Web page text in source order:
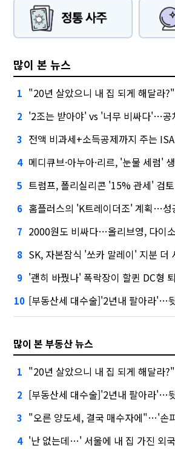
많이 본 뉴스
1 "20년 살았으니 내 집 되게 해달라?"
2 '2조는 받아야' vs '너무 비싸다'…공
3 전액 비과세+소득공제까지 주는
4 메디큐브·아누아·리르, '눈물 세럼'
5 트럼프, 폴리실리콘 '15% 관세' 검토…한
6 홈플러스의 'K트레이더조' 계획…성
7 2000원도 비싸다…올리브영, 다이소 공
8 SK, 자본잠식 '쏘카 말레이' 지분 더
9 '괜히 바꿨나' 폭락장이 할퀸 DC형 퇴직
10 [부동산세 대수술]'2년내 팔아라'…
많이 본 부동산 뉴스
1 "20년 살았으니 내 집 되게 해달라?"
2 [부동산세 대수술]'2년내 팔아라'…
3 "오른 양도세, 결국 매수자에"…'손
4 '난 없는데…' 서울에 내 집 가진 외